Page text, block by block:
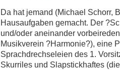
Da hat jemand (Michael Schorr,
Hausaufgaben gemacht. Der
und/oder aneinander
Musikverein ?Harmonie?), eine
Sprachdrechseleien des 1.
Skurriles und Slapstickhaftes